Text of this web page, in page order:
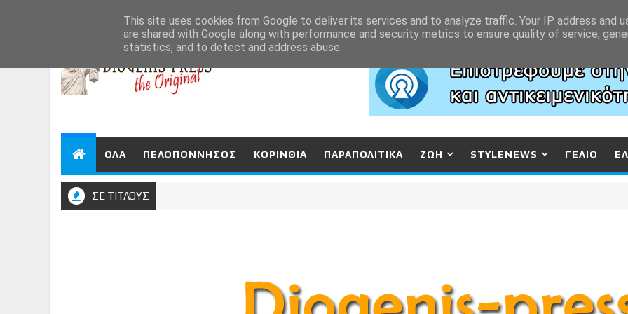
ΟΛΑ ΠΕΛΟΠΟΝΝΗΣΟΣ ΚΟΡΙΝΘΙΑ ΠΑΡΑΠΟΛΙΤΙΚΑ ΖΩΗ STYLENEWS ΓΕΛΙΟ
ΣΕ ΤΙΤΛΟΥΣ
This site uses cookies from Google to deliver its services and to analyze traffic. Your IP address and
are shared with Google along with performance and security metrics to ensure quality of service,
statistics, and to detect and address abuse.